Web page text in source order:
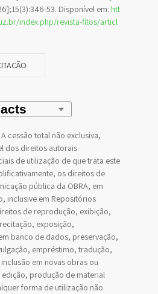
53. Disponível em: htt
index.php/revista-fitos/articl
cessão total não exclusiva,
dos direitos autorais
de utilização de que trata este
os direitos de
pública da OBRA, em
inclusive em Repositórios
de reprodução, exibição,
exposição,
banco de dados, preservação,
empréstimo, tradução,
em novas obras ou
produção de material
forma de utilização não